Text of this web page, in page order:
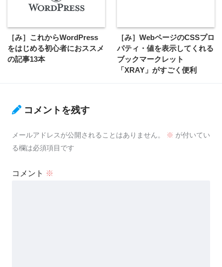
［み］これからWordPress
をはじめる初心者におススメ
の記事13本
［み］WebページのCSSプロ
パティ・値を表示してくれる
ブックマークレット
「XRAY」がすごく便利
コメントを残す
メールアドレスが公開されることはありません。 ※ が付いてい
る欄は必須項目です
コメント ※